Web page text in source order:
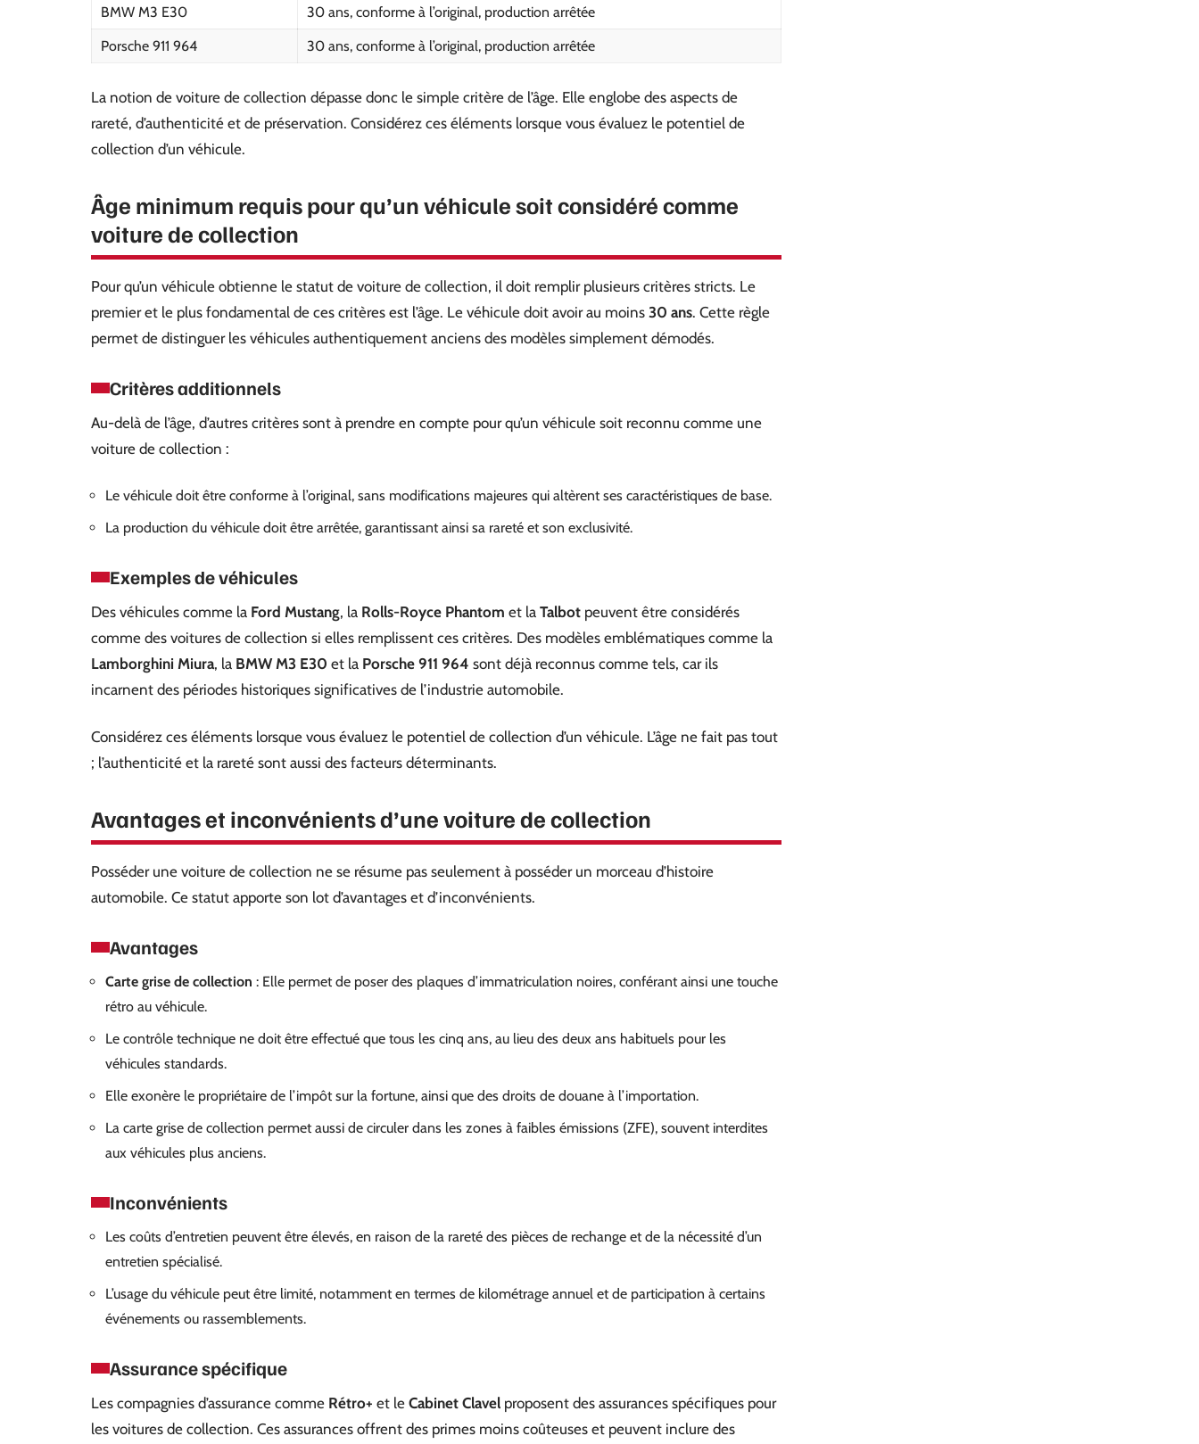
BMW M3 E30
30 ans, conforme à l’original, production arrêtée
Porsche 911 964
30 ans, conforme à l’original, production arrêtée
La notion de voiture de collection dépasse donc le simple critère de l’âge. Elle englobe des aspects de
rareté, d’authenticité et de préservation. Considérez ces éléments lorsque vous évaluez le potentiel de
collection d’un véhicule.
Âge minimum requis pour qu’un véhicule soit considéré comme
voiture de collection
Pour qu’un véhicule obtienne le statut de voiture de collection, il doit remplir plusieurs critères stricts. Le
premier et le plus fondamental de ces critères est l’âge. Le véhicule doit avoir au moins 30 ans. Cette règle
permet de distinguer les véhicules authentiquement anciens des modèles simplement démodés.
Critères additionnels
Au-delà de l’âge, d’autres critères sont à prendre en compte pour qu’un véhicule soit reconnu comme une
voiture de collection :
Le véhicule doit être conforme à l’original, sans modifications majeures qui altèrent ses caractéristiques de base.
La production du véhicule doit être arrêtée, garantissant ainsi sa rareté et son exclusivité.
Exemples de véhicules
Des véhicules comme la Ford Mustang, la Rolls-Royce Phantom et la Talbot peuvent être considérés
comme des voitures de collection si elles remplissent ces critères. Des modèles emblématiques comme la
Lamborghini Miura, la BMW M3 E30 et la Porsche 911 964 sont déjà reconnus comme tels, car ils
incarnent des périodes historiques significatives de l’industrie automobile.
Considérez ces éléments lorsque vous évaluez le potentiel de collection d’un véhicule. L’âge ne fait pas tout
; l’authenticité et la rareté sont aussi des facteurs déterminants.
Avantages et inconvénients d’une voiture de collection
Posséder une voiture de collection ne se résume pas seulement à posséder un morceau d’histoire
automobile. Ce statut apporte son lot d’avantages et d’inconvénients.
Avantages
Carte grise de collection : Elle permet de poser des plaques d’immatriculation noires, conférant ainsi une touche
rétro au véhicule.
Le contrôle technique ne doit être effectué que tous les cinq ans, au lieu des deux ans habituels pour les
véhicules standards.
Elle exonère le propriétaire de l’impôt sur la fortune, ainsi que des droits de douane à l’importation.
La carte grise de collection permet aussi de circuler dans les zones à faibles émissions (ZFE), souvent interdites
aux véhicules plus anciens.
Inconvénients
Les coûts d’entretien peuvent être élevés, en raison de la rareté des pièces de rechange et de la nécessité d’un
entretien spécialisé.
L’usage du véhicule peut être limité, notamment en termes de kilométrage annuel et de participation à certains
événements ou rassemblements.
Assurance spécifique
Les compagnies d’assurance comme Rétro+ et le Cabinet Clavel proposent des assurances spécifiques pour
les voitures de collection. Ces assurances offrent des primes moins coûteuses et peuvent inclure des